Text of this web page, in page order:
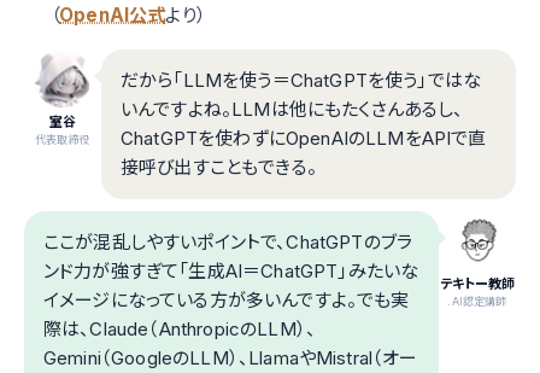
（OpenAI公式より）
室谷
代表取締役
だから「LLMを使う＝ChatGPTを使う」ではな
いんですよね。LLMは他にもたくさんあるし、
ChatGPTを使わずにOpenAIのLLMをAPIで直
接呼び出すこともできる。
テキトー教師
.AI認定講師
ここが混乱しやすいポイントで、ChatGPTのブラ
ンド力が強すぎて「生成AI＝ChatGPT」みたいな
イメージになっている方が多いんですよ。でも実
際は、Claude（AnthropicのLLM）、
Gemini（GoogleのLLM）、LlamaやMistral（オー